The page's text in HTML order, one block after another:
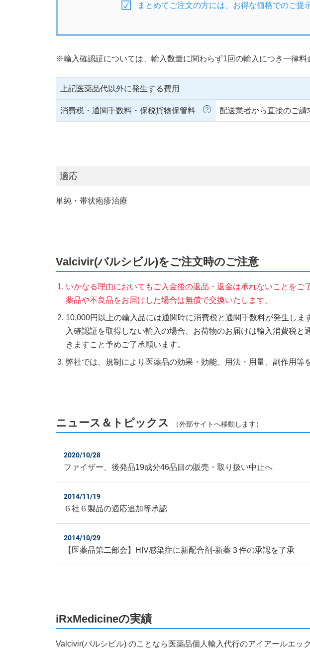
まとめてご注文の方には、お得な価格でのご
※輸入確認証については、輸入数量に関わらず1回の輸入につき一律料
上記医薬品代以外に発生する費用
消費税・通関手数料・保税貨物保管料 配送業者から直接のご請
適応
単純・帯状疱疹治療
Valcivir(バルシビル)をご注文時のご注意
いかなる理由においてもご入金後の返品・返金は承れないことを
薬品や不良品をお届けした場合は無償で交換いたします。
10,000円以上の輸入品には通関時に消費税と通関手数料が発生し
入確認証を取得しない輸入の場合、お荷物のお届けは輸入消費税
きますこと予めご了承願います。
弊社では、規制により医薬品の効果・効能、用法・用量、副作用等
ニュース＆トピックス （外部サイトへ移動します）
2020/10/28
ファイザー、後発品19成分46品目の販売・取り扱い中止へ
2014/11/19
６社６製品の適応追加等承認
2014/10/29
【医薬品第二部会】HIV感染症に新配合剤‐新薬３件の承認を了承
iRxMedicineの実績
Valcivir(バルシビル) のことなら医薬品個人輸入代行のアイアールエッ